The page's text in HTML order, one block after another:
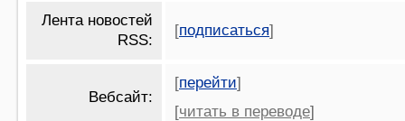
Лента новостей
RSS:
[подписаться]
Вебсайт:
[перейти]
[читать в переводе]